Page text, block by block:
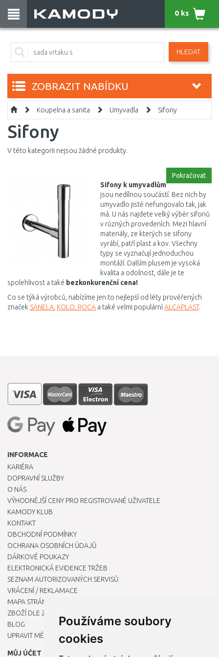
Používáme soubory
cookies
HLEDAT
0 ks
ZOBRAZIT NABÍDKU
Koupelna a sanita Umyvadla Sifony
Sifony
V této kategorii nejsou žádné produkty.
Pokračovat
Sifony k umyvadlům
jsou nedílnou součástí. Bez nich by
umyvadlo jistě nefungovalo tak, jak
má. U nás najdete velký výběr sifonů
v různých provedeních. Mezi hlavní
materiály, ze kterých se sifony
vyrábí, patří plast a kov. Všechny
typy se vyznačují jednoduchou
montáží. Dalším plusem je vysoká
kvalita a odolnost, dále je te
spolehlivost a také bezkonkurenční cena!
Co se týká výrobců, nabízíme jen to nejlepší od léty prověřených
značek SANELA KOLO ROCA a také velmi populárníALCAPLAST.
INFORMACE
KARIÉRA
DOPRAVNÍ SLUŽBY
O NÁS
VÝHODNĚJŠÍ CENY PRO REGISTROVANÉ UŽIVATELE
KAMODY KLUB
KONTAKT
OBCHODNÍ PODMÍNKY
OCHRANA OSOBNÍCH ÚDAJŮ
DÁRKOVÉ POUKAZY
ELEKTRONICKÁ EVIDENCE TRŽEB
SEZNAM AUTORIZOVANÝCH SERVISŮ
VRÁCENÍ / REKLAMACE
MAPA STRÁNKY
ZBOŽÍ DLE ZNAČEK
BLOG
UPRAVIT MÉ PŘEDVOLBY COOKIES
MŮJ ÚČET